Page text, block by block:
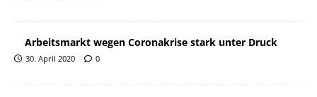
Arbeitsmarkt wegen Coronakrise stark unter Druck
30. April 2020 0